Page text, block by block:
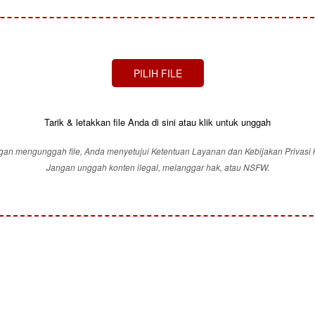
PILIH FILE
Tarik & letakkan file Anda di sini atau klik untuk unggah
mengunggah file, Anda menyetujui Ketentuan Layanan dan Kebijakan Privasi
Jangan unggah konten ilegal, melanggar hak, atau NSFW.